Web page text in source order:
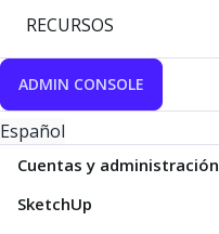
RECURSOS
ADMIN CONSOLE
Español
Cuentas y administración
SketchUp